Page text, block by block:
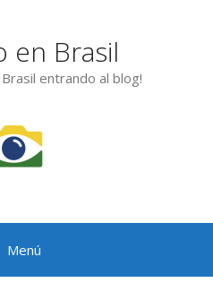
en Brasil
entrando al blog!
Menú